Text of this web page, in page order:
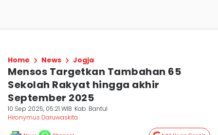
Home News Jogja
Mensos Targetkan Tambahan 65
Sekolah Rakyat hingga akhir
September 2025
10 Sep 2025, 05:21 WIB Kab. Bantul
Hironymus Daruwaskita